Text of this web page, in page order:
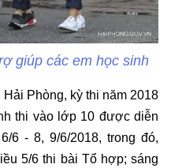
giúp các em học sinh
Phòng, kỳ thi năm 2018
thi vào lớp 10 được diễn
6 - 8, 9/6/2018, trong đó,
5/6 thi bài Tổ hợp; sáng